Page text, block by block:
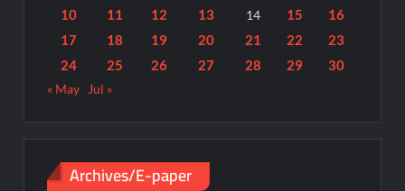
10 11 12 13 14 15
16
17
18 19 20 21 22
23
24
25 26 27 28 29 30
« May Jul »
Archives/E-paper